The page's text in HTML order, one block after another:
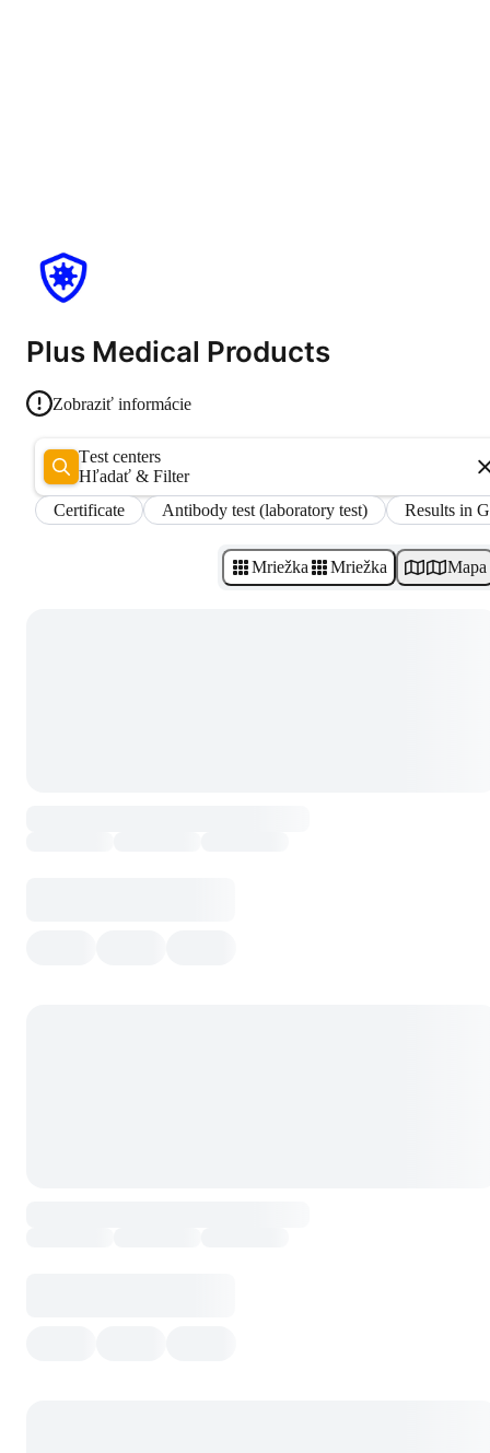
Plus Medical Products
Zobraziť informácie
Test centers
Hľadať & Filter
Certificate
Antibody test (laboratory test) Results in
Mriežka Mriežka Mapa